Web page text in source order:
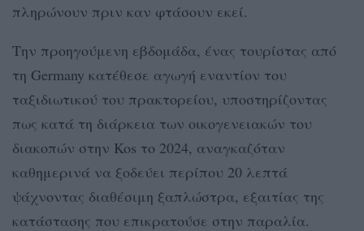
πληρώνουν πριν καν φτάσουν εκεί.
Την προηγούμενη εβδομάδα, ένας τουρίστας από
τη Germany κατέθεσε αγωγή εναντίον του
ταξιδιωτικού του πρακτορείου, υποστηρίζοντας
πως κατά τη διάρκεια των οικογενειακών του
διακοπών στην Kos το 2024, αναγκαζόταν
καθημερινά να ξοδεύει περίπου 20 λεπτά
ψάχνοντας διαθέσιμη ξαπλώστρα, εξαιτίας της
κατάστασης που επικρατούσε στην παραλία.